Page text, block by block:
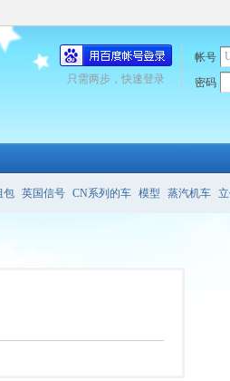
帐号
密码
只需两步，快速登录
包 英国信号 CN系列的车 模型 蒸汽机车